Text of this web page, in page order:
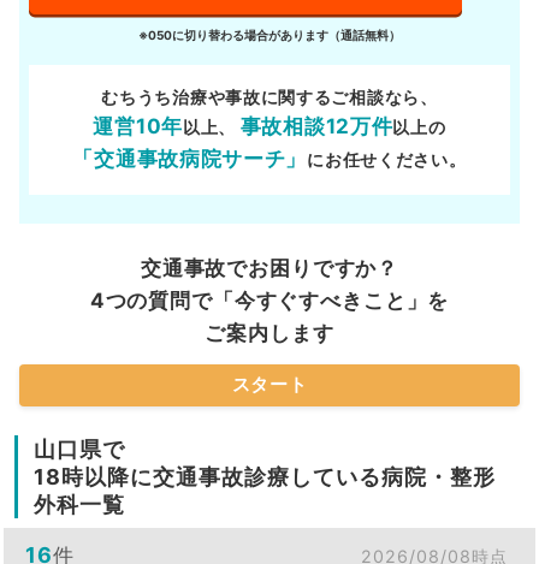
※050に切り替わる場合があります（通話無料）
むちうち治療や事故に関するご相談なら、
運営10年以上、 事故相談12万件以上の
「交通事故病院サーチ」 にお任せください。
交通事故でお困りですか？
4つの質問で「今すぐすべきこと」を
ご案内します
スタート
山口県で
18時以降に交通事故診療している病院・整形
外科一覧
16件 2026/08/08時点